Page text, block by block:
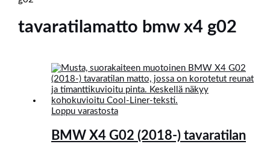
tavaratilamatto bmw x4 g02
Loppu varastosta
BMW X4 G02 (2018-) tavaratilan